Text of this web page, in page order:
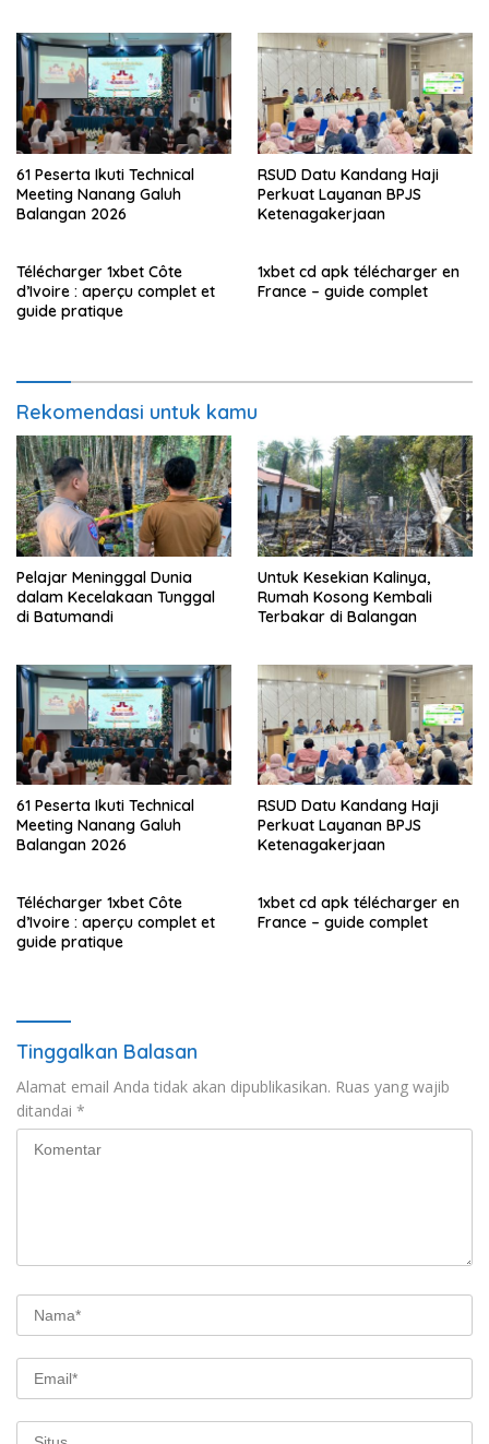
61 Peserta Ikuti Technical
Meeting Nanang Galuh
Balangan 2026
RSUD Datu Kandang Haji
Perkuat Layanan BPJS
Ketenagakerjaan
Télécharger 1xbet Côte
d’Ivoire : aperçu complet et
guide pratique
1xbet cd apk télécharger en
France – guide complet
Rekomendasi untuk kamu
Pelajar Meninggal Dunia
dalam Kecelakaan Tunggal
di Batumandi
Untuk Kesekian Kalinya,
Rumah Kosong Kembali
Terbakar di Balangan
61 Peserta Ikuti Technical
Meeting Nanang Galuh
Balangan 2026
RSUD Datu Kandang Haji
Perkuat Layanan BPJS
Ketenagakerjaan
Télécharger 1xbet Côte
d’Ivoire : aperçu complet et
guide pratique
1xbet cd apk télécharger en
France – guide complet
Tinggalkan Balasan
Alamat email Anda tidak akan dipublikasikan. Ruas yang wajib
ditandai *